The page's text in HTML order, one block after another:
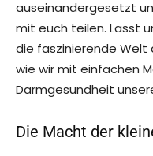
auseinandergesetzt
mit euch teilen. Lasst
die faszinierende Welt
wie wir mit einfachen
Darmgesundheit
Die Macht der